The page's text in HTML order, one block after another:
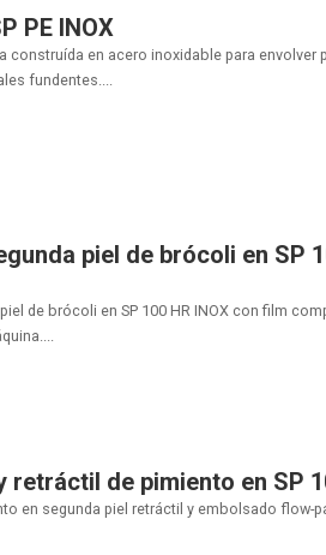
PE INOX
construída en acero inoxidable para
fundentes....
piel de brócoli en SP
de brócoli en SP 100 HR INOX con film
retráctil de pimiento en SP
en segunda piel retráctil y embolsado flow-